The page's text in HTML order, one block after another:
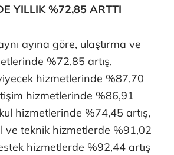
YILLIK %72,85 ARTTI
ayına göre, ulaştırma ve
%72,85 artış,
hizmetlerinde %87,70
hizmetlerinde %86,91
hizmetlerinde %74,45 artış,
ve teknik hizmetlerde %91,02
hizmetlerde %92,44 artış